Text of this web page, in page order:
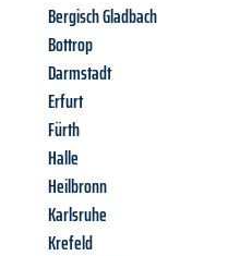
Bergisch Gladbach
Bottrop
Darmstadt
Erfurt
Fürth
Halle
Heilbronn
Karlsruhe
Krefeld